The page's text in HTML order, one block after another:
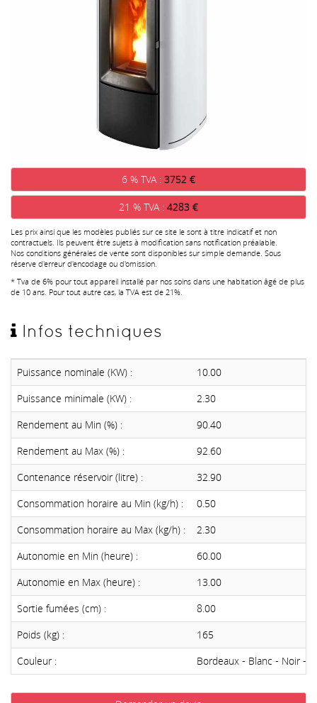
6 % TVA : 3752 €
21 % TVA : 4283 €
Les prix ainsi que les modèles publiés sur ce site le sont à titre indicatif et non
contractuels. Ils peuvent être sujets à modification sans notification préalable.
Nos conditions générales de vente sont disponibles sur simple demande. Sous
réserve d'erreur d'encodage ou d'omission.
* Tva de 6% pour tout appareil installé par nos soins dans une habitation âgé de plus
de 10 ans. Pour tout autre cas, la TVA est de 21%.
Infos techniques
Puissance nominale (KW) :
10.00
Puissance minimale (KW) :
2.30
Rendement au Min (%) :
90.40
Rendement au Max (%) :
92.60
Contenance réservoir (litre) :
32.90
Consommation horaire au Min (kg/h) :
0.50
Consommation horaire au Max (kg/h) :
2.30
Autonomie en Min (heure) :
60.00
Autonomie en Max (heure) :
13.00
Sortie fumées (cm) :
8.00
Poids (kg) :
165
Couleur :
Bordeaux - Blanc - Noir -